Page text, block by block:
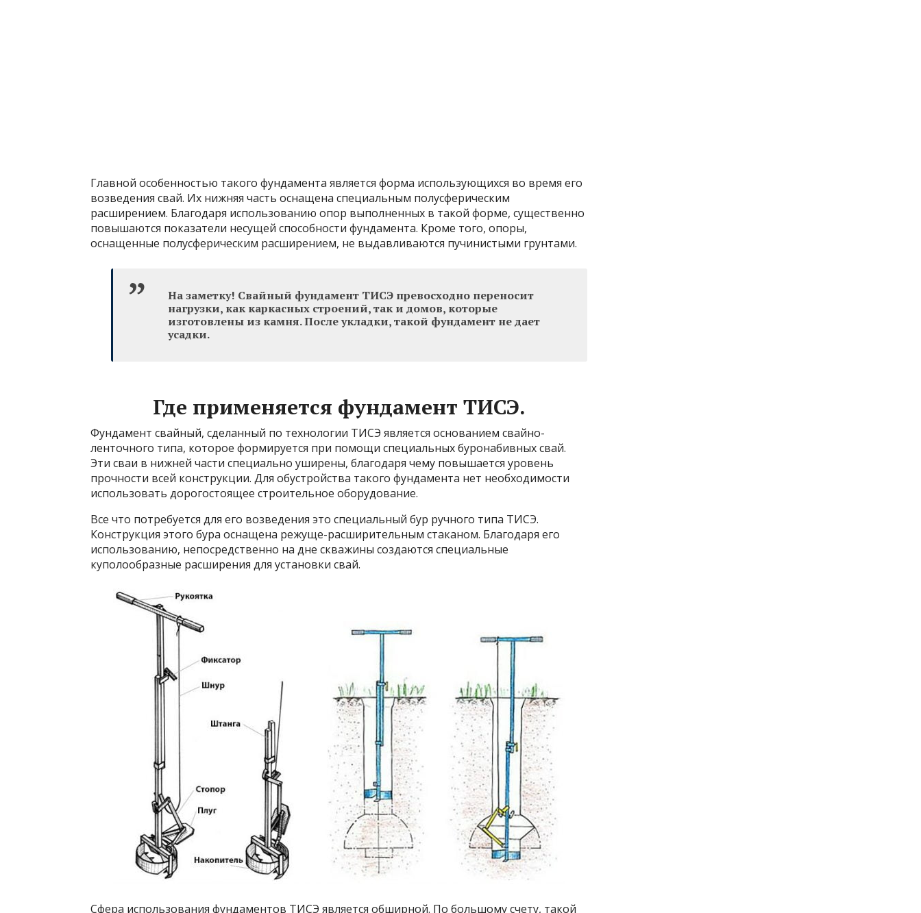
Главной особенностью такого фундамента является форма использующихся во время его
возведения свай. Их нижняя часть оснащена специальным полусферическим
расширением. Благодаря использованию опор выполненных в такой форме, существенно
повышаются показатели несущей способности фундамента. Кроме того, опоры,
оснащенные полусферическим расширением, не выдавливаются пучинистыми грунтами.
На заметку! Свайный фундамент ТИСЭ превосходно переносит
нагрузки, как каркасных строений, так и домов, которые
изготовлены из камня. После укладки, такой фундамент не дает
усадки.
Где применяется фундамент ТИСЭ.
Фундамент свайный, сделанный по технологии ТИСЭ является основанием свайно-
ленточного типа, которое формируется при помощи специальных буронабивных свай.
Эти сваи в нижней части специально уширены, благодаря чему повышается уровень
прочности всей конструкции. Для обустройства такого фундамента нет необходимости
использовать дорогостоящее строительное оборудование.
Все что потребуется для его возведения это специальный бур ручного типа ТИСЭ.
Конструкция этого бура оснащена режуще-расширительным стаканом. Благодаря его
использованию, непосредственно на дне скважины создаются специальные
куполообразные расширения для установки свай.
Сфера использования фундаментов ТИСЭ является обширной. По большому счету, такой